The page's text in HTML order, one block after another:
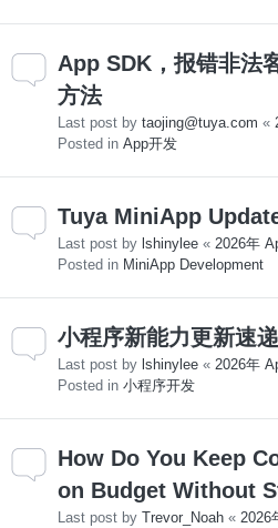
App SDK，报错非法
方法
Last post by taojing@tuya.com «
Posted in App开发
Tuya MiniApp
Last post by lshinylee « 2026年
Posted in MiniApp Development
小程序新能力更新速
Last post by lshinylee « 2026年
Posted in 小程序开发
How Do You Keep
on Budget Without
Last post by Trevor_Noah « 2026